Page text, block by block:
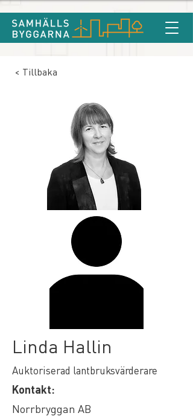
< Tillbaka
Linda Hallin
Auktoriserad lantbruksvärderare
Kontakt:
Norrbryggan AB